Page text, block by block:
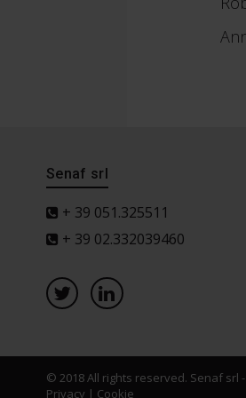
Senaf srl
+ 39 051.325511
+ 39 02.332039460
© 2018 All rights reserved. Senaf srl -
Privacy | Cookie